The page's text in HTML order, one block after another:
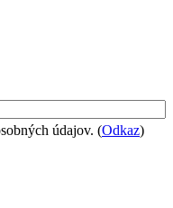
údajov. (Odkaz)